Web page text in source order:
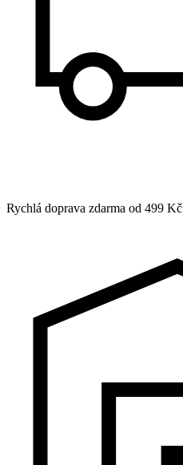
Rychlá doprava zdarma od 499 Kč